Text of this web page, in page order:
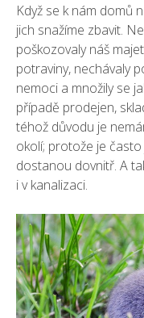
Když se k nám domů
jich snažíme zbavit.
poškozovaly náš
potraviny, nechávaly
nemoci a množily se
případě prodejen,
téhož důvodu je
okolí; protože je
dostanou dovnitř. A
i v kanalizaci.